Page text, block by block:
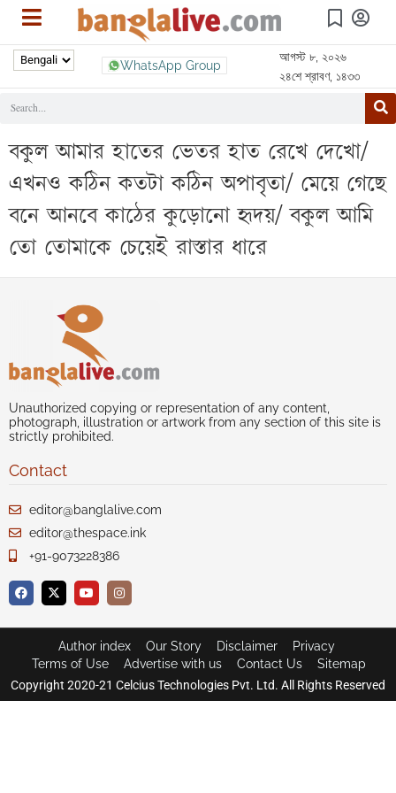
WhatsApp Group
আগস্ট ৮, ২০২৬
২৪শে শ্রাবণ, ১৪৩৩
বকুল আমার হাতের ভেতর হাত রেখে দেখো/
এখনও কঠিন কতটা কঠিন অপাবৃতা/ মেয়ে গেছে
বনে আনবে কাঠের কুড়োনো হৃদয়/ বকুল আমি
তো তোমাকে চেয়েই রাস্তার ধারে
Unauthorized copying or representation of any content,
photograph, illustration or artwork from any section of this site is
strictly prohibited.
Contact
editor@banglalive.com
editor@thespace.ink
+91-9073228386
Copyright 2020-21 Celcius Technologies Pvt. Ltd. All Rights Reserved
Author index Our Story Disclaimer
Privacy
Terms of Use
Advertise with us Contact Us Sitemap